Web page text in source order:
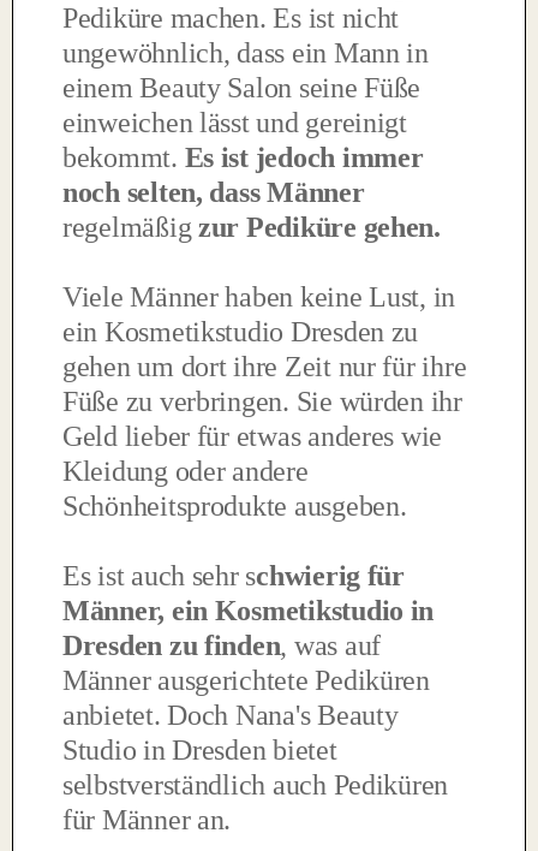
Pediküre machen. Es ist nicht
ungewöhnlich, dass ein Mann in
einem Beauty Salon seine Füße
einweichen lässt und gereinigt
bekommt. Es ist jedoch immer
noch selten, dass Männer
regelmäßig zur Pediküre gehen.
Viele Männer haben keine Lust, in
ein Kosmetikstudio Dresden zu
gehen um dort ihre Zeit nur für ihre
Füße zu verbringen. Sie würden ihr
Geld lieber für etwas anderes wie
Kleidung oder andere
Schönheitsprodukte ausgeben.
Es ist auch sehr schwierig für
Männer, ein Kosmetikstudio in
Dresden zu finden, was auf
Männer ausgerichtete Pediküren
anbietet. Doch Nana's Beauty
Studio in Dresden bietet
selbstverständlich auch Pediküren
für Männer an.